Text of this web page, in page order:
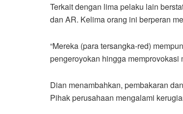
Terkait dengan lima pelaku lain
dan AR. Kelima orang ini berperan
“Mereka (para tersangka-red)
pengeroyokan hingga memprovokasi
Dian menambahkan, pembakaran
Pihak perusahaan mengalami